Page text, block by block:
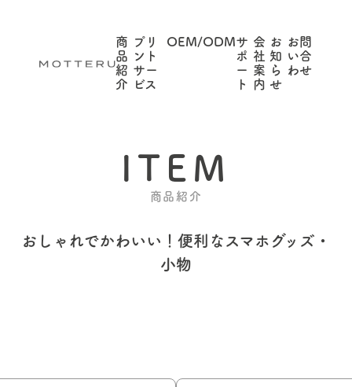
商
品
紹
介
プリ
ント
サー
ビス
OEM/ODMサ
ポ
ー
ト
会
社
案
内
お
知
ら
せ
お問
い合
わせ
ITEM
商品紹介
おしゃれでかわいい！ 便利なスマホグッズ・
小物